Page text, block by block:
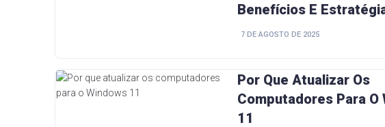
Benefícios E
7 DE AGOSTO DE 2025
Por Que Atualizar Os
Computadores Para O
11